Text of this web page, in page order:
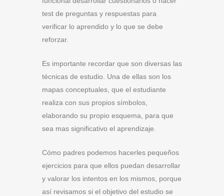
test de preguntas y respuestas para
verificar lo aprendido y lo que se debe
reforzar.
Es importante recordar que son diversas las
técnicas de estudio. Una de ellas son los
mapas conceptuales, que el estudiante
realiza con sus propios símbolos,
elaborando su propio esquema, para que
sea mas significativo el aprendizaje.
Cómo padres podemos hacerles pequeños
ejercicios para que ellos puedan desarrollar
y valorar los intentos en los mismos, porque
así revisamos si el objetivo del estudio se